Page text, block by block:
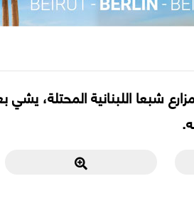
شبعا اللبنانية المحتلة، يشي